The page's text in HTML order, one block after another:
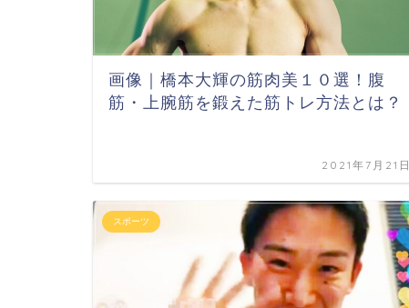
画像｜橋本大輝の筋肉美１０選！腹
筋・上腕筋を鍛えた筋トレ方法とは？
2021年7月21日
スポーツ